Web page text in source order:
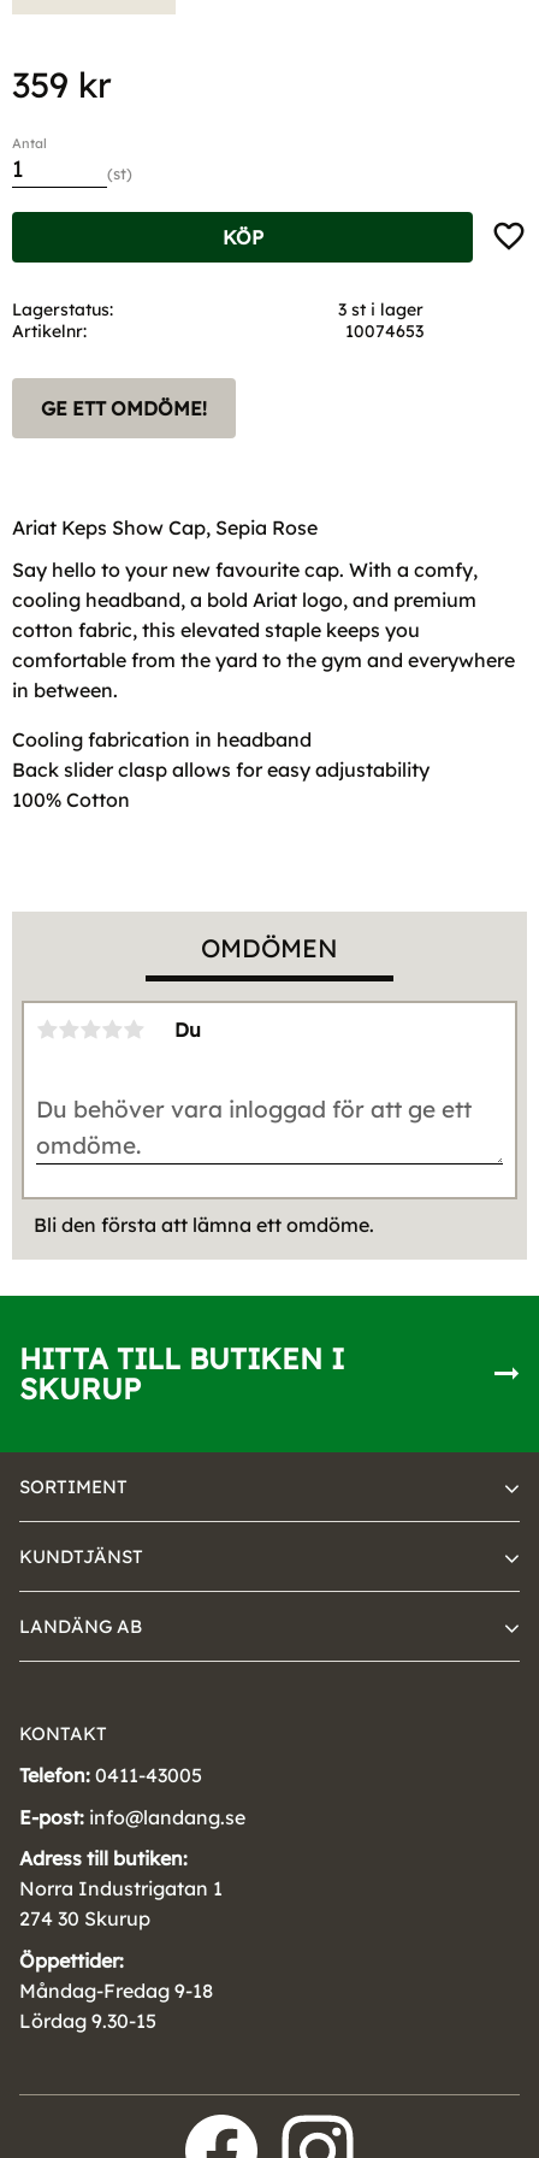
359 kr
Antal
st
KÖP
Lagerstatus
3 st i lager
Artikelnr
10074653
GE ETT OMDÖME!
Ariat Keps Show Cap, Sepia Rose
Say hello to your new favourite cap. With a comfy,
cooling headband, a bold Ariat logo, and premium
cotton fabric, this elevated staple keeps you
comfortable from the yard to the gym and everywhere
in between.
Cooling fabrication in headband
Back slider clasp allows for easy adjustability
100% Cotton
OMDÖMEN
Du
Bli den första att lämna ett omdöme.
HITTA TILL BUTIKEN I
SKURUP
SORTIMENT
KUNDTJÄNST
LANDÄNG AB
KONTAKT
Telefon: 0411-43005
E-post: info@landang.se
Adress till butiken:
Norra Industrigatan 1
274 30 Skurup
Öppettider:
Måndag-Fredag 9-18
Lördag 9.30-15